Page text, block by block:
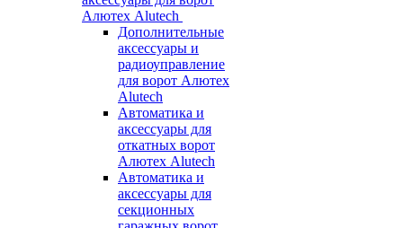
Алютех Alutech
Дополнительные
аксессуары и
радиоуправление
для ворот Алютех
Alutech
Автоматика и
аксессуары для
откатных ворот
Алютех Alutech
Автоматика и
аксессуары для
секционных